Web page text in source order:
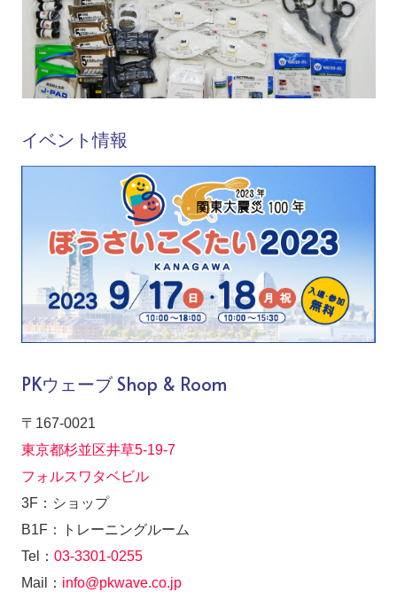
イベント情報
PKウェーブ Shop & Room
〒167-0021
東京都杉並区井草5-19-7
フォルスワタベビル
3F：ショップ
B1F：トレーニングルーム
Tel： 03-3301-0255
Mail： info@pkwave.co.jp